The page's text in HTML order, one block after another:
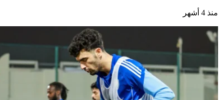
منذ 4 أشهر